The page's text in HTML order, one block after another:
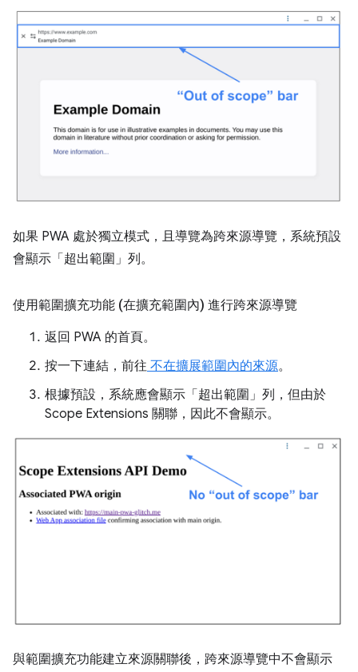
如果 PWA 處於獨立模式，且導覽為跨來源導覽，系統預設
會顯示「超出範圍」列。
使用範圍擴充功能 (在擴充範圍內) 進行跨來源導覽
返回 PWA 的首頁。
按一下連結，前往 不在擴展範圍內的來源。
根據預設，系統應會顯示「超出範圍」列，但由於
Scope Extensions 關聯，因此不會顯示。
與範圍擴充功能建立來源關聯後，跨來源導覽中不會顯示